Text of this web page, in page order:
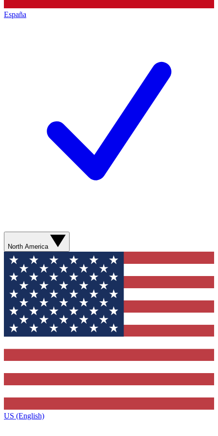
España
North America
US (English)